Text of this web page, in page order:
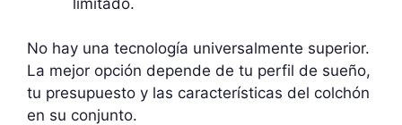
No hay una tecnología universalmente superior.
La mejor opción depende de tu perfil de sueño,
tu presupuesto y las características del colchón
en su conjunto.